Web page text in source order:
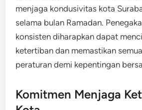
menjaga kondusivitas kota
selama bulan Ramadan.
konsisten diharapkan dapat
ketertiban dan memastikan
peraturan demi kepentingan
Komitmen Menjaga